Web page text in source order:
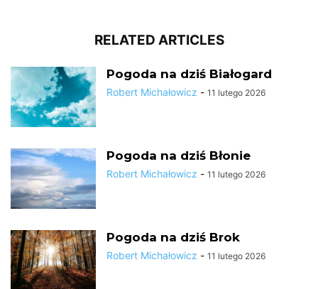
RELATED ARTICLES
Pogoda na dziś Białogard
Robert Michałowicz - 11 lutego 2026
Pogoda na dziś Błonie
Robert Michałowicz - 11 lutego 2026
Pogoda na dziś Brok
Robert Michałowicz - 11 lutego 2026